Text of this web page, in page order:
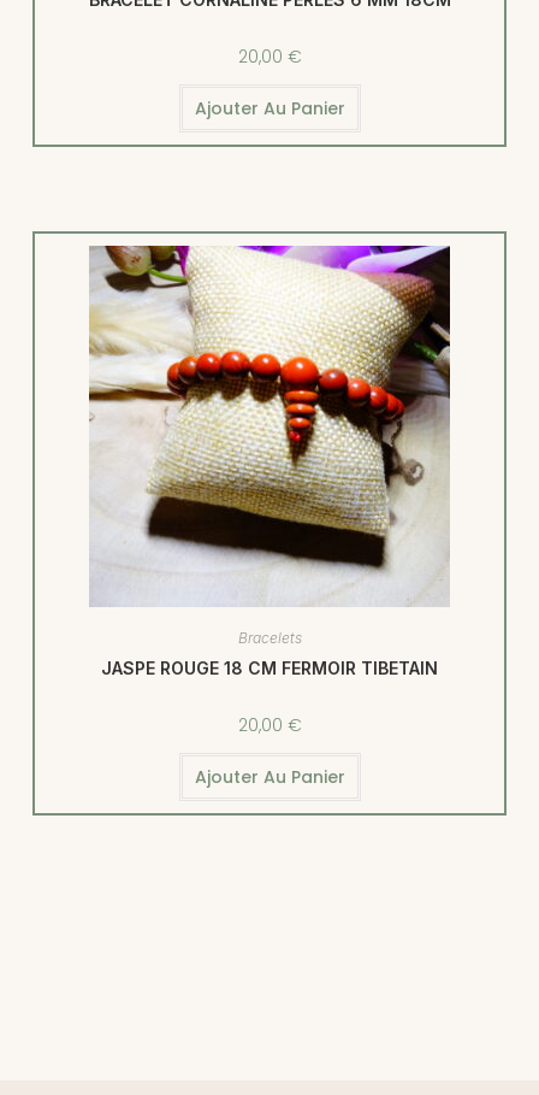
20,00 €
Ajouter Au Panier
Bracelets
JASPE ROUGE 18 CM FERMOIR TIBETAIN
20,00 €
Ajouter Au Panier